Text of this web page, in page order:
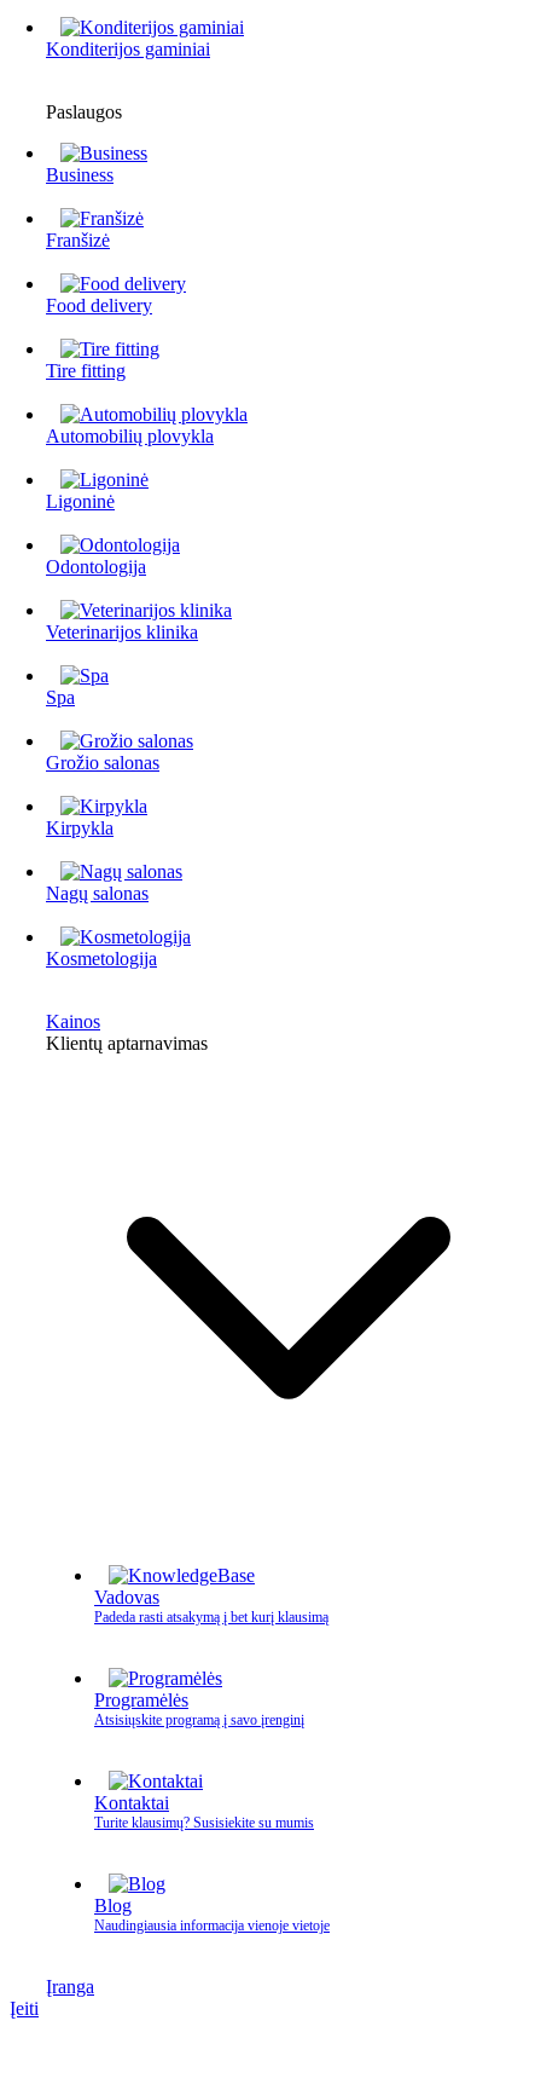
Konditerijos gaminiai
Paslaugos
Business
Franšizė
Food delivery
Tire fitting
Automobilių plovykla
Ligoninė
Odontologija
Veterinarijos klinika
Spa
Grožio salonas
Kirpykla
Nagų salonas
Kosmetologija
Kainos
Klientų aptarnavimas
Vadovas
Padeda rasti atsakymą į bet kurį klausimą
Programėlės
Atsisiųskite programą į savo įrenginį
Kontaktai
Turite klausimų? Susisiekite su mumis
Blog
Naudingiausia informacija vienoje vietoje
Įranga
Įeiti